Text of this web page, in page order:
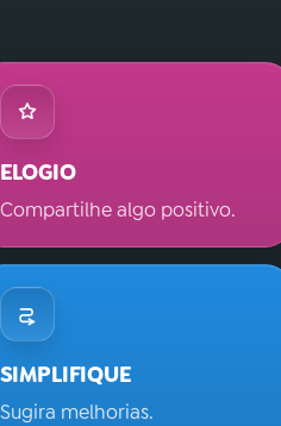
ELOGIO
Compartilhe algo positivo.
SIMPLIFIQUE
Sugira melhorias.